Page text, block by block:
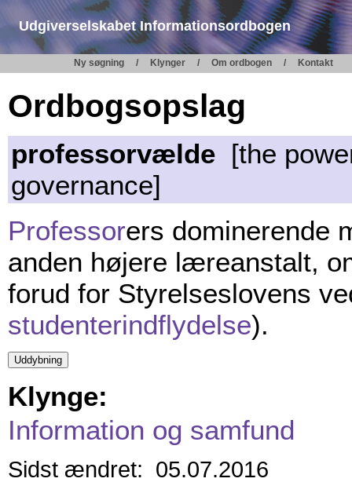
Udgiverselskabet Informationsordbogen
Ny søgning Klynger Om ordbogen Kontakt
Ordbogsopslag
professorvælde [the
governance]
Professorers dominerende
anden højere læreanstalt,
forud for Styrelseslovens
studenterindflydelse).
Klynge:
Information og samfund
Sidst ændret: 05.07.2016